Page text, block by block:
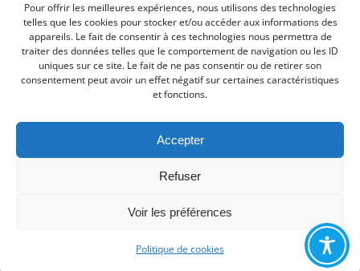
Pour offrir les meilleures expériences, nous utilisons des technologies
telles que les cookies pour stocker et/ou accéder aux informations des
appareils. Le fait de consentir à ces technologies nous permettra de
traiter des données telles que le comportement de navigation ou les ID
uniques sur ce site. Le fait de ne pas consentir ou de retirer son
consentement peut avoir un effet négatif sur certaines caractéristiques
et fonctions.
Accepter
Refuser
Voir les préférences
Politique de cookies
L'intercommunalité
Intramuros
Suivez-nous sur Facebook
Site